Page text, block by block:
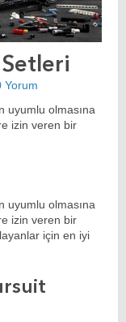
Yorum
uyumlu olmasına
izin veren bir
uyumlu olmasına
izin veren bir
için en iyi